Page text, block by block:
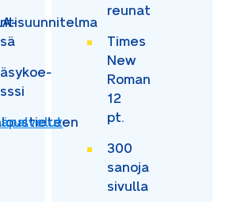
reunat
Times
New
Roman
12
pt.
300
sanoja
sivulla